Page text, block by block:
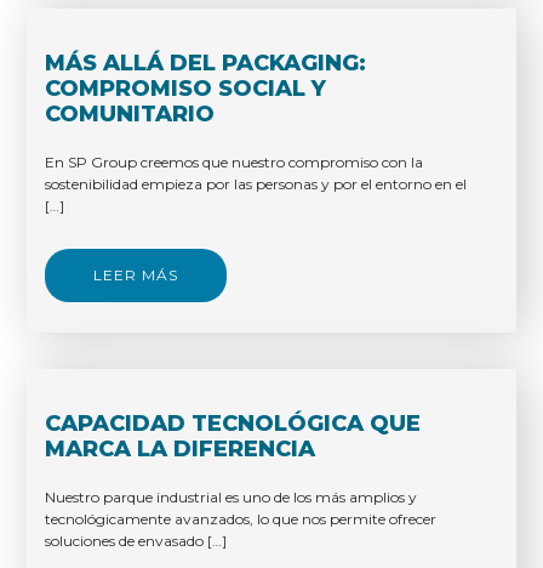
MÁS ALLÁ DEL PACKAGING:
COMPROMISO SOCIAL Y
COMUNITARIO
En SP Group creemos que nuestro compromiso con la
sostenibilidad empieza por las personas y por el entorno en el
[…]
LEER MÁS
CAPACIDAD TECNOLÓGICA QUE
MARCA LA DIFERENCIA
Nuestro parque industrial es uno de los más amplios y
tecnológicamente avanzados, lo que nos permite ofrecer
soluciones de envasado […]